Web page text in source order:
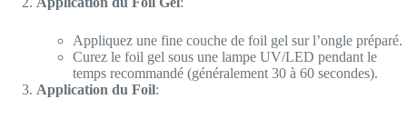
Appliquez une fine couche de foil gel sur l’ongle préparé.
Curez le foil gel sous une lampe UV/LED pendant le
temps recommandé (généralement 30 à 60 secondes).
Application du Foil: